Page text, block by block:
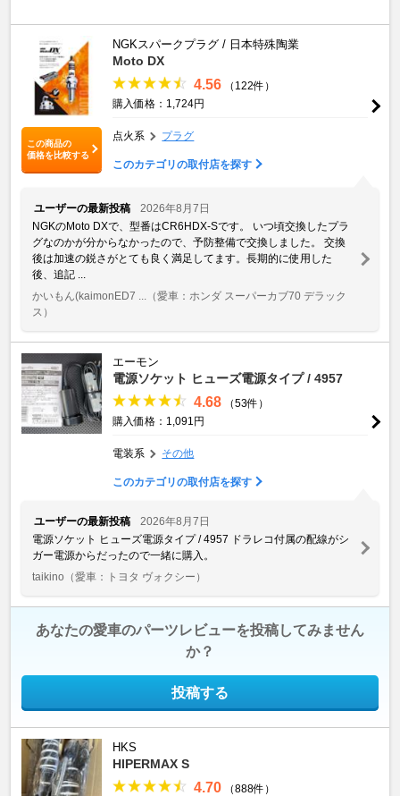
この商品の
価格を比較する
NGKスパークプラグ / 日本特殊陶業
Moto DX
4.56
（122件）
購入価格：1,724円
点火系 プラグ
このカテゴリの取付店を探す
ユーザーの最新投稿
2026年8月7日
NGKのMoto DXで、型番はCR6HDX-Sです。 いつ頃交換したプラ
グなのかが分からなかったので、予防整備で交換しました。 交換
後は加速の鋭さがとても良く満足してます。長期的に使用した
後、追記 ...
かいもん(kaimonED7 ...
（愛車：ホンダ スーパーカブ70 デラック
ス）
エーモン
電源ソケット ヒューズ電源タイプ / 4957
4.68
（53件）
購入価格：1,091円
電装系 その他
このカテゴリの取付店を探す
ユーザーの最新投稿
2026年8月7日
電源ソケット ヒューズ電源タイプ / 4957 ドラレコ付属の配線がシ
ガー電源からだったので一緒に購入。
taikino （愛車：トヨタ ヴォクシー）
あなたの愛車のパーツレビューを投稿してみません
か？
投稿する
HKS
HIPERMAX S
4.70
（888件）